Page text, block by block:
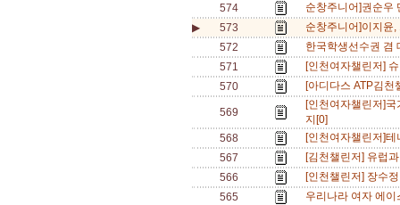
574
순창주니어]권순우
▶
573
순창주니어]이지윤
572
한국학생선수권 겸
571
[인천여자챌린저]
570
[아디다스 ATP김
569
[인천여자챌린저]
지[0]
568
[인천여자챌린저]
567
[김천챌린저] 유럽
566
[인천챌린저] 장수
565
우리나라 여자 에